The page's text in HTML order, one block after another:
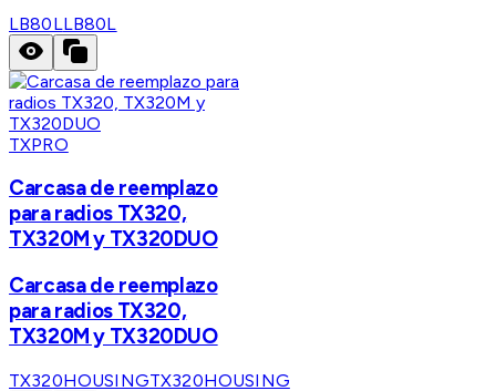
LB80LLB80L
TXPRO
Carcasa de reemplazo
para radios TX320,
TX320M y TX320DUO
Carcasa de reemplazo
para radios TX320,
TX320M y TX320DUO
TX320HOUSINGTX320HOUSING